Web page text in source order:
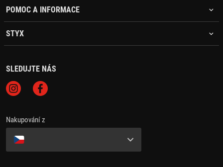
POMOC A INFORMACE
STYX
SLEDUJTE NÁS
Nakupování z